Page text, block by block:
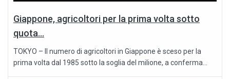
Giappone, agricoltori per la prima volta sotto
quota...
TOKYO – Il numero di agricoltori in Giappone è sceso per la
prima volta dal 1985 sotto la soglia del milione, a conferma...